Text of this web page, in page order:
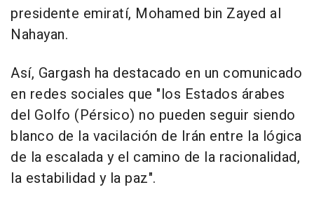
presidente emiratí, Mohamed bin Zayed al
Nahayan.
Así, Gargash ha destacado en un comunicado
en redes sociales que "los Estados árabes
del Golfo (Pérsico) no pueden seguir siendo
blanco de la vacilación de Irán entre la lógica
de la escalada y el camino de la racionalidad,
la estabilidad y la paz".